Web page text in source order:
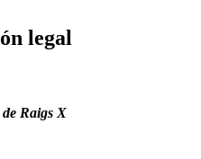
legal
Raigs X